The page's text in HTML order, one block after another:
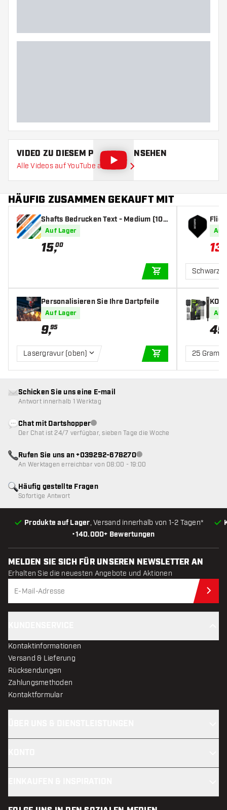
VIDEO ZU DIESEM PRODUKT ANSEHEN
Alle Videos auf YouTube ansehen
HÄUFIG ZUSAMMEN GEKAUFT MIT
Shafts Bedrucken Text - Medium (10
Satz)
Auf Lager
15,00
IN DEN
Personalisieren Sie Ihre Dartpfeile
Auf Lager
9,95
Lasergravur (oben)
IN DEN
(10
Auf
13
Schwarz
Auf
49
25 Gramm
•140.000+ Bewertungen
Produkte auf Lager, Versand innerhalb von 1-2 Tagen*
Häufig gestellte Fragen
Sofortige Antwort
Schicken Sie uns eine E-mail
Antwort innerhalb 1 Werktag
Chat mit DartshopperKundenservice nicht verfügbar
Der Chat ist 24/7 verfügbar, sieben Tage die Woche
Rufen Sie uns an +039292-678270Kundenservice nicht
An Werktagen erreichbar von 08:00 - 19:00
MELDEN SIE SICH FÜR UNSEREN NEWSLETTER AN
Erhalten Sie die neuesten Angebote und Aktionen
Kontaktinformationen
Versand & Lieferung
Rücksendungen
Zahlungsmethoden
Kontaktformular